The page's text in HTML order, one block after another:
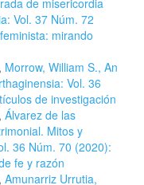
Vol. 37 Núm. 72
mirando
Morrow, William S., An
Vol. 36
de investigación
Álvarez de las
Mitos y
36 Núm. 70 (2020):
fe y razón
Amunarriz Urrutia,